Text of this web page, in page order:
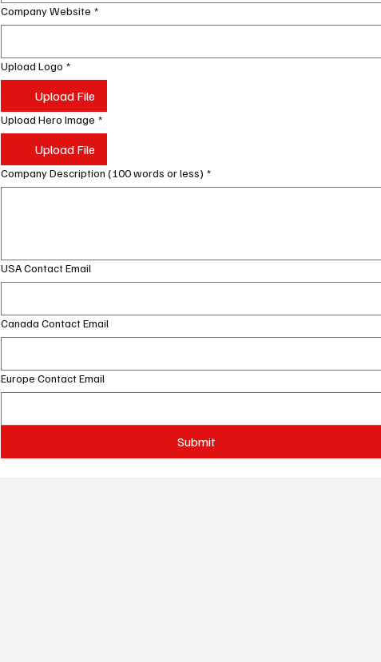
Company Website *
Upload Logo *
Upload File
Upload Hero Image *
Upload File
Company Description (100 words or less) *
USA Contact Email
Canada Contact Email
Europe Contact Email
Submit